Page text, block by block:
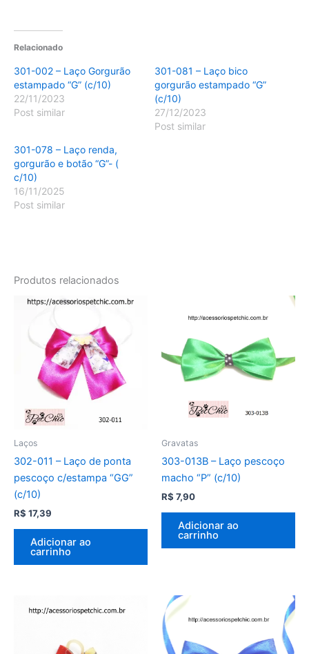
Relacionado
301-002 – Laço Gorgurão
estampado “G” (c/10)
22/11/2023
Post similar
301-081 – Laço bico
gorgurão estampado “G”
(c/10)
27/12/2023
Post similar
301-078 – Laço renda,
gorgurão e botão “G”- (
c/10)
16/11/2025
Post similar
Produtos relacionados
Laços
302-011 – Laço de ponta
pescoço c/estampa “GG”
(c/10)
R$ 17,39
Adicionar ao
carrinho
Gravatas
303-013B – Laço pescoço
macho “P” (c/10)
R$ 7,90
Adicionar ao
carrinho